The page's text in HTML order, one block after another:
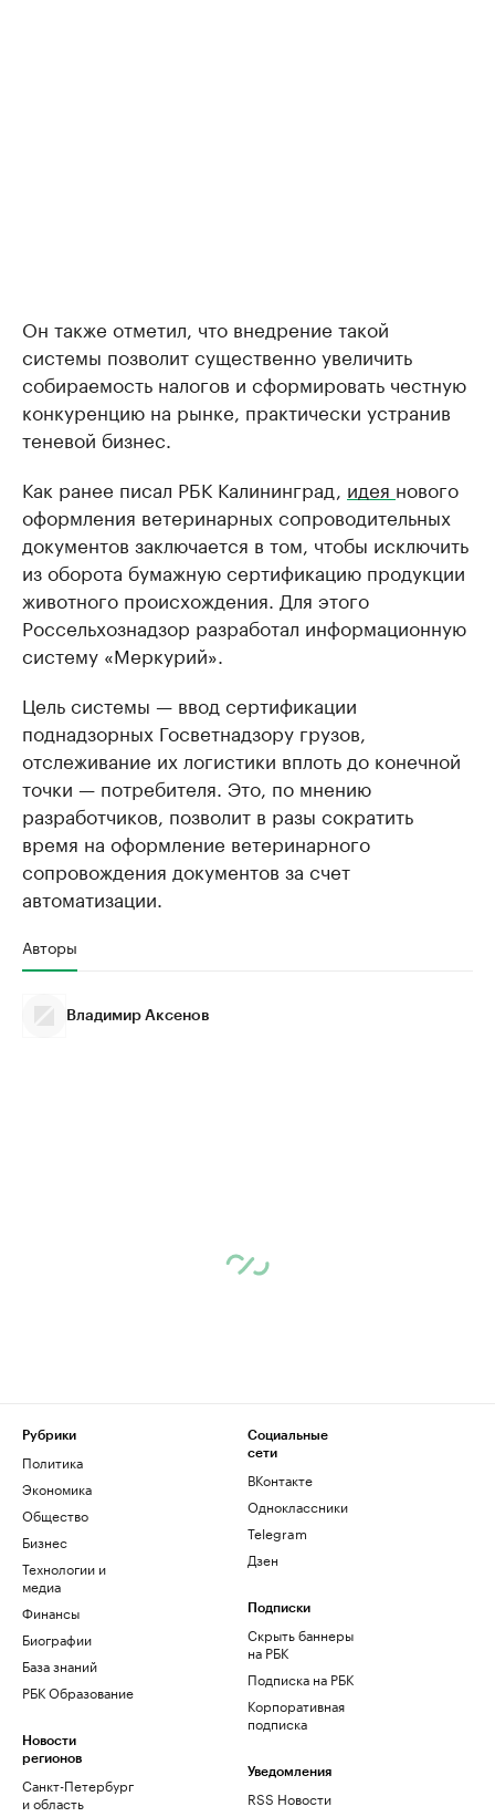
Он также отметил, что внедрение такой
системы позволит существенно увеличить
собираемость налогов и сформировать честную
конкуренцию на рынке, практически устранив
теневой бизнес.
Как ранее писал РБК Калининград, идея нового
оформления ветеринарных сопроводительных
документов заключается в том, чтобы исключить
из оборота бумажную сертификацию продукции
животного происхождения. Для этого
Россельхознадзор разработал информационную
систему «Меркурий».
Цель системы — ввод сертификации
поднадзорных Госветнадзору грузов,
отслеживание их логистики вплоть до конечной
точки — потребителя. Это, по мнению
разработчиков, позволит в разы сократить
время на оформление ветеринарного
сопровождения документов за счет
автоматизации.
Авторы
Владимир Аксенов
Рубрики
Политика
Экономика
Общество
Бизнес
Технологии и
медиа
Финансы
Биографии
База знаний
РБК Образование
Новости
регионов
Санкт-Петербург
и область
Социальные
сети
ВКонтакте
Одноклассники
Telegram
Дзен
Подписки
Скрыть баннеры
на РБК
Подписка на РБК
Корпоративная
подписка
Уведомления
RSS Новости